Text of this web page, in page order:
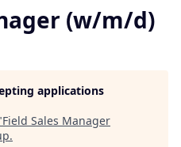
(w/m/d)
applications
Field Sales Manager
.